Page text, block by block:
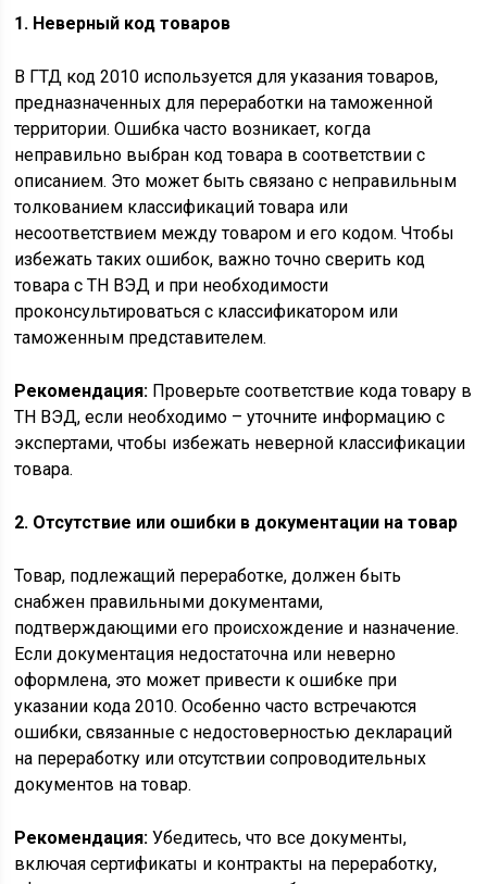
1. Неверный код товаров
В ГТД код 2010 используется для указания товаров,
предназначенных для переработки на таможенной
территории. Ошибка часто возникает, когда
неправильно выбран код товара в соответствии с
описанием. Это может быть связано с неправильным
толкованием классификаций товара или
несоответствием между товаром и его кодом. Чтобы
избежать таких ошибок, важно точно сверить код
товара с ТН ВЭД и при необходимости
проконсультироваться с классификатором или
таможенным представителем.
Рекомендация: Проверьте соответствие кода товару в
ТН ВЭД, если необходимо – уточните информацию с
экспертами, чтобы избежать неверной классификации
товара.
2. Отсутствие или ошибки в документации на товар
Товар, подлежащий переработке, должен быть
снабжен правильными документами,
подтверждающими его происхождение и назначение.
Если документация недостаточна или неверно
оформлена, это может привести к ошибке при
указании кода 2010. Особенно часто встречаются
ошибки, связанные с недостоверностью деклараций
на переработку или отсутствии сопроводительных
документов на товар.
Рекомендация: Убедитесь, что все документы,
включая сертификаты и контракты на переработку,